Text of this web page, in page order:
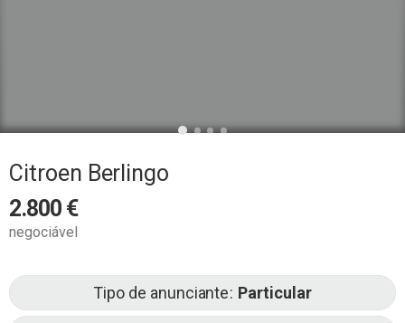
Citroen Berlingo
2.800 €
negociável
Tipo de anunciante Particular